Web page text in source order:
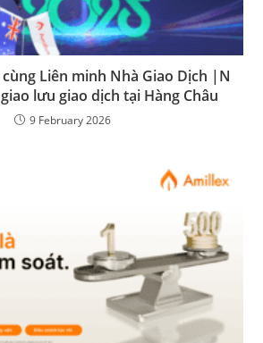
Liên minh Nhà Giao Dịch |N
lưu giao dịch tại Hàng Châu
9 February 2026